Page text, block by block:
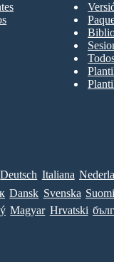
Deutsch Italiana
Dansk Svenska Suomi
Magyar Hrvatski